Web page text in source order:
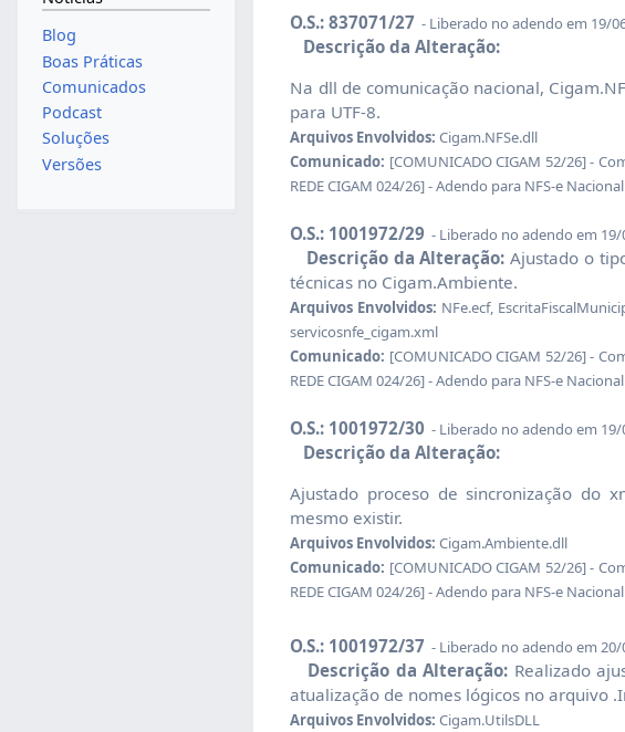
O.S.: 837071/27 - Liberado no adendo em 19/
Descrição da Alteração:
Na dll de comunicação nacional,
para UTF-8.
Arquivos Envolvidos: Cigam.NFSe.dll
Comunicado: [COMUNICADO CIGAM 52/26] -
REDE CIGAM 024/26] - Adendo para NFS-e Nacional
O.S.: 1001972/29 - Liberado no adendo em 19/
Descrição da Alteração: Ajustado o
técnicas no Cigam.Ambiente.
Arquivos Envolvidos: NFe.ecf,
servicosnfe_cigam.xml
Comunicado: [COMUNICADO CIGAM 52/26] -
REDE CIGAM 024/26] - Adendo para NFS-e Nacional
O.S.: 1001972/30 - Liberado no adendo em 19/
Descrição da Alteração:
Ajustado proceso de sincronização do
mesmo existir.
Arquivos Envolvidos: Cigam.Ambiente.dll
Comunicado: [COMUNICADO CIGAM 52/26] -
REDE CIGAM 024/26] - Adendo para NFS-e Nacional
O.S.: 1001972/37 - Liberado no adendo em 20/
Descrição da Alteração: Realizado
atualização de nomes lógicos no arquivo
Arquivos Envolvidos: Cigam.UtilsDLL
Blog
Boas Práticas
Comunicados
Podcast
Soluções
Versões